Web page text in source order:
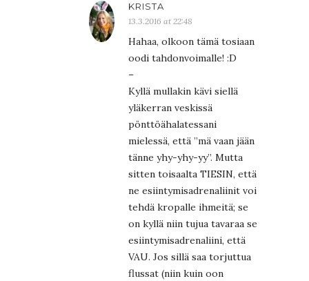
KRISTA
13.3.2016 at 22:48
Hahaa, olkoon tämä tosiaan
oodi tahdonvoimalle! :D
–
Kyllä mullakin kävi siellä
yläkerran veskissä
pönttöähalatessani
mielessä, että ”mä vaan jään
tänne yhy-yhy-yy”. Mutta
sitten toisaalta TIESIN, että
ne esiintymisadrenaliinit voi
tehdä kropalle ihmeitä; se
on kyllä niin tujua tavaraa se
esiintymisadrenaliini, että
VAU. Jos sillä saa torjuttua
flussat (niin kuin oon